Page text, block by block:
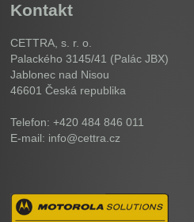
Kontakt
CETTRA, s. r. o.
Palackého 3145/41 (Palác JBX)
Jablonec nad Nisou
46601Česká republika
Telefon: +420 484 846 011
E-mail: info@cettra.cz